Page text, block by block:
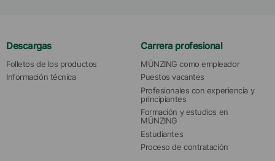
Descargas
Folletos de los productos
Información técnica
Carrera profesional
MÜNZING como empleador
Puestos vacantes
Profesionales con experiencia y
principiantes
Formación y estudios en
MÜNZING
Estudiantes
Proceso de contratación